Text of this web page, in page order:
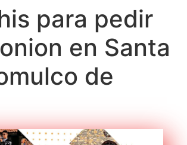
para pedir
en Santa
de